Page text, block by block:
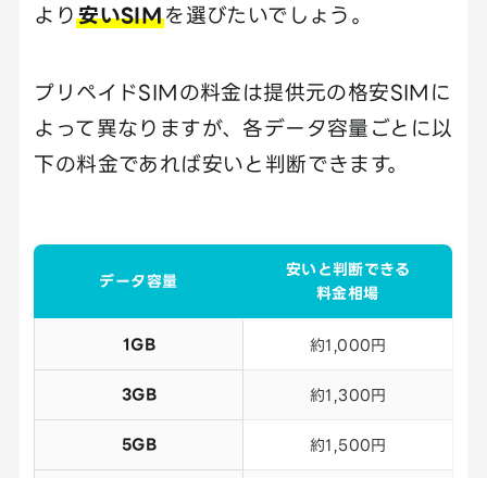
より安いSIMを選びたいでしょう。
プリペイドSIMの料金は提供元の格安SIMに
よって異なりますが、各データ容量ごとに以
下の料金であれば安いと判断できます。
データ容量
安いと判断できる
料金相場
1GB 約1,000円
3GB 約1,300円
5GB 約1,500円